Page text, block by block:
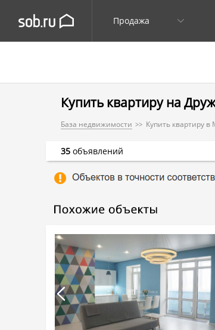
Продажа
Купить квартиру на
База недвижимости Купить квартиру в
35 объявлений